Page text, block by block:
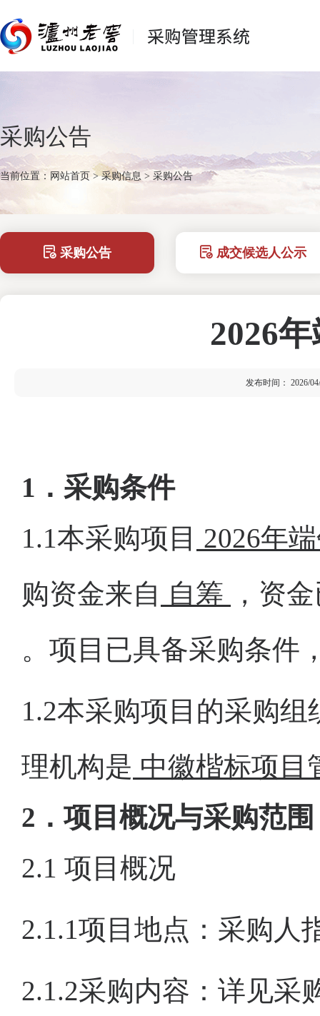
采购公告
当前位置： 网站首页 >采购信息 > 采购公告
采购公告 成交候选人公示
2026
发布时间： 2026/
1 ．采购条件
1.1本采购项目 2026年
购资金来自 自筹
，资
。项目已具备采购条件
1.2本采购项目的采购组
理机构是 中徽楷标项目
2 ． 项目概况与采购范围
2.1 项目概况
2.1.1项目地点：采购人
2.1.2采购内容：详见采